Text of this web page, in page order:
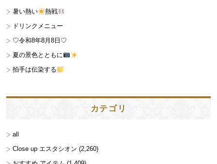
暑い熱い
熱戦
ドリンクメニュー
♡令和8年8月8日♡
夏の景色とともに
拍手は伝染する
カテゴリ
all
Close up エスタシオン (2,260)